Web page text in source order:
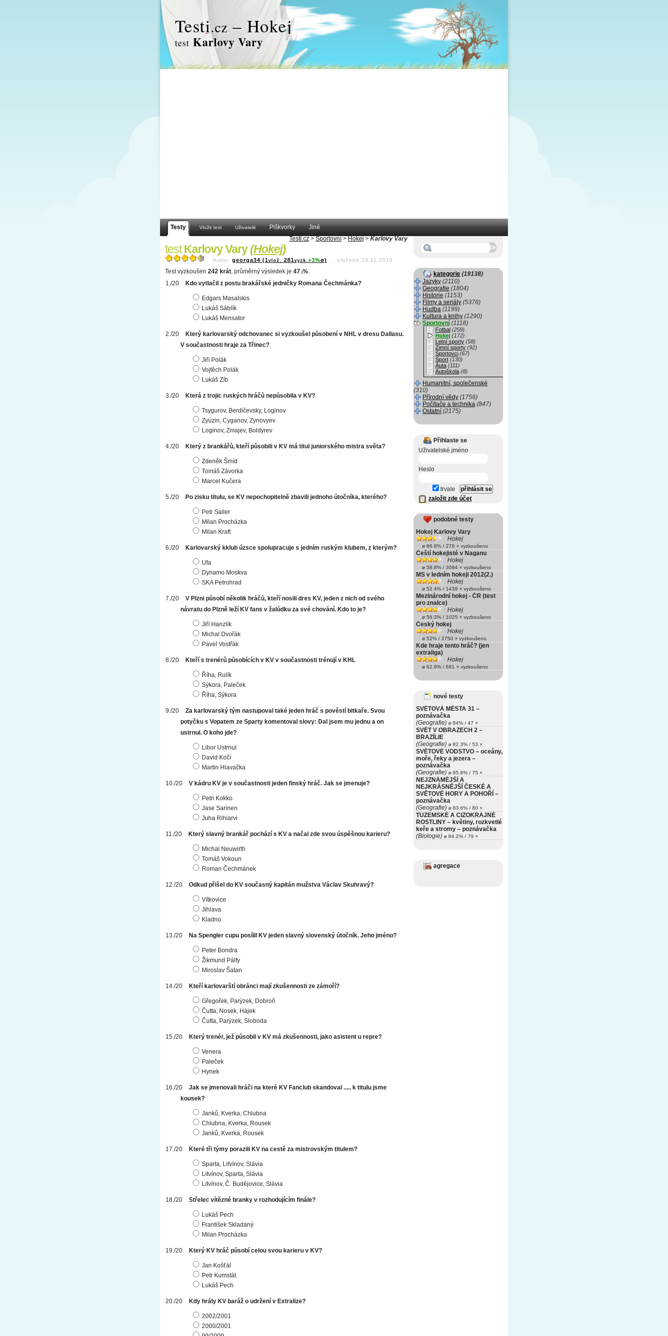
Testi.cz – Hokej
test Karlovy Vary
Testy Vložit test Uživatelé Piškvorky
Jiné
Testi.cz > Sportovní > Hokej > Karlovy Vary
testKarlovy Vary(Hokej)
Autor: georga34 (1vlož. 281vyzk. +3%ø) vloženo 19.11.2010
Test vyzkoušen 242 krát, průměrný výsledek je 47 .2%.
Kdo vytlačil z postu brakářské jedničky Romana Čechmánka?
Edgars Masalskis
Lukáš Sáblík
Lukáš Mensator
Který karlovarský odchovanec si vyzkoušel působení v NHL v dresu Dallasu.
V součastnosti hraje za Třinec?
Jiří Polák
Vojtěch Polák
Lukáš Zíb
Která z trojic ruských hráčů nepůsobila v KV?
Tsygurov, Berdičevsky, Loginov
Zyuzin, Cyganov, Zynovyev
Loginov, Zmajev, Boldyrev
Který z brankářů, kteří působili v KV má titul juniorského mistra světa?
Zdeněk Šmíd
Tomáš Závorka
Marcel Kučera
Po zisku titulu, se KV nepochopitelně zbavili jednoho útočníka, kterého?
Petr Sailer
Milan Procházka
Milan Kraft
Karlovarský kklub úzsce spolupracuje s jedním ruským klubem, z kterým?
Ufa
Dynamo Moskva
SKA Petrohrad
V Plzni působí několik hráčů, kteří nosili dres KV, jeden z nich od svého
návratu do Plzně leží KV fans v žalůdku za své chování. Kdo to je?
Jiří Hanzlík
Michal Dvořák
Pavel Vostřák
Kteří s trenérů působících v KV v součastnosti trénují v KHL
Říha, Rulík
Sýkora, Paleček
Říha, Sýkora
Za karlovarský tým nastupoval také jeden hráč s pověstí bitkaře. Svou
potyčku s Vopatem ze Sparty komentoval slovy: Dal jsem mu jednu a on
ustrnul. O koho jde?
Libor Ustrnul
David Kočí
Martin Hlavačka
V kádru KV je v součastnosti jeden finský hráč. Jak se jmenuje?
Petri Kokko
Jase Sarinen
Juha Rihiarvi
Který slavný brankář pochází s KV a načal zde svou úspěšnou karieru?
Michal Neuwirth
Tomáš Vokoun
Roman Čechmánek
Odkud přišel do KV současný kapitán mužstva Václav Skuhravý?
Vítkovice
Jihlava
Kladno
Na Spengler cupu posílil KV jeden slavný slovenský útočník. Jeho jméno?
Peter Bondra
Žikmund Pálfy
Miroslav Šatan
Kteří karlovarští obránci mají zkušennosti ze zámoří?
Gřegořek, Parýzek, Dobroň
Čutta, Nosek, Hájek
Čutta, Parýzek, Sloboda
Který trenér, jež působil v KV má zkušennosti, jako asistent u repre?
Venera
Paleček
Hynek
Jak se jmenovali hráči na které KV Fanclub skandoval ..... k titulu jsme
kousek?
Janků, Kverka, Chlubna
Chlubna, Kverka, Rousek
Janků, Kverka, Rousek
Které tři týmy porazili KV na cestě za mistrovským titulem?
Sparta, Litvínov, Slávia
Litvínov, Sparta, Slávia
Litvínov, Č. Budějovice, Slávia
Střelec vítězné branky v rozhodujícím finále?
Lukáš Pech
František Skladaný
Milan Procházka
Který KV hráč působí celou svou karieru v KV?
Jan Košťál
Petr Kumstát
Lukáš Pech
Kdy hrály KV baráž o udržení v Extralize?
2002/2001
2000/2001
kategorie (19138)
Jazyky (2110)
Geografie (1804)
Historie (1153)
Filmy a seriály (5376)
Hudba (1199)
Kultura a knihy (1290)
Sportovní (1118)
Fotbal (259)
Hokej (172)
Letní sporty (58)
Zimní sporty (92)
Sportovci (67)
Sport (130)
Auta (111)
Autoškola (8)
Humanitní, společenské
(310)
Přírodní vědy (1756)
Počítače a technika (847)
Ostatní (2175)
Přihlaste se
Uživatelské jméno
Heslo
trvale
založit zde účet
podobné testy
Hokej Karlovy Vary
Hokej
ø 66.8% / 276 × vyzkoušeno
Čeští hokejisté v Naganu
Hokej
ø 58.8% / 3094 × vyzkoušeno
MS v ledním hokeji 2012(2.)
Hokej
ø 52.4% / 1439 × vyzkoušeno
Mezinárodní hokej - ČR (test
pro znalce)
Hokej
ø 56.3% / 1025 × vyzkoušeno
Český hokej
Hokej
ø 52% / 2750 × vyzkoušeno
Kde hraje tento hráč? (jen
extraliga)
Hokej
ø 62.9% / 681 × vyzkoušeno
nové testy
SVĚTOVÁ MĚSTA 31 –
poznávačka
(Geografie) ø 84% / 47 ×
SVĚT V OBRAZECH 2 –
BRAZÍLIE
(Geografie) ø 82.3% / 53 ×
SVĚTOVÉ VODSTVO – oceány,
moře, řeky a jezera –
poznávačka
(Geografie) ø 85.8% / 75 ×
NEJZNÁMĚJŠÍ A
NEJKRÁSNĚJŠÍ ČESKÉ A
SVĚTOVÉ HORY A POHOŘÍ –
poznávačka
(Geografie) ø 83.6% / 80 ×
TUZEMSKÉ A CIZOKRAJNÉ
ROSTLINY – květiny, rozkvetlé
keře a stromy – poznávačka
(Biologie) ø 84.2% / 79 ×
agregace